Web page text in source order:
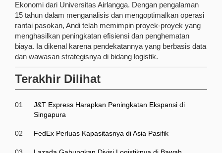
Ekonomi dari Universitas Airlangga. Dengan pengalaman
15 tahun dalam menganalisis dan mengoptimalkan operasi
rantai pasokan, Andi telah memimpin proyek-proyek yang
menghasilkan peningkatan efisiensi dan penghematan
biaya. Ia dikenal karena pendekatannya yang berbasis data
dan wawasan strategisnya di bidang logistik.
Terakhir Dilihat
01
J&T Express Harapkan Peningkatan Ekspansi di
Singapura
02 FedEx Perluas Kapasitasnya di Asia Pasifik